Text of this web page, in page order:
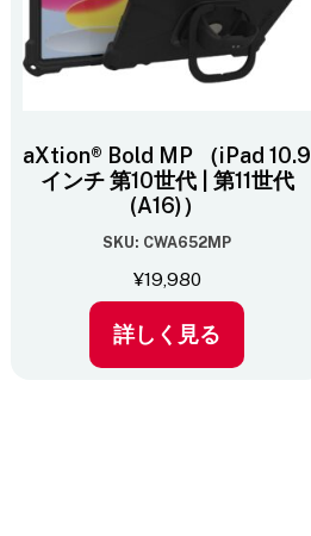
aXtion® Bold MP （iPad 10.9
インチ 第10世代 | 第11世代
(A16)）
SKU: CWA652MP
¥19,980
詳しく見る